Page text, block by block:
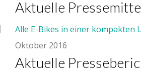
Aktuelle
Alle E-Bikes in einer kompakten
Oktober 2016
Aktuelle